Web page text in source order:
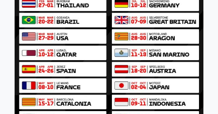
DE
COMUNIDAD
VALENCIANA